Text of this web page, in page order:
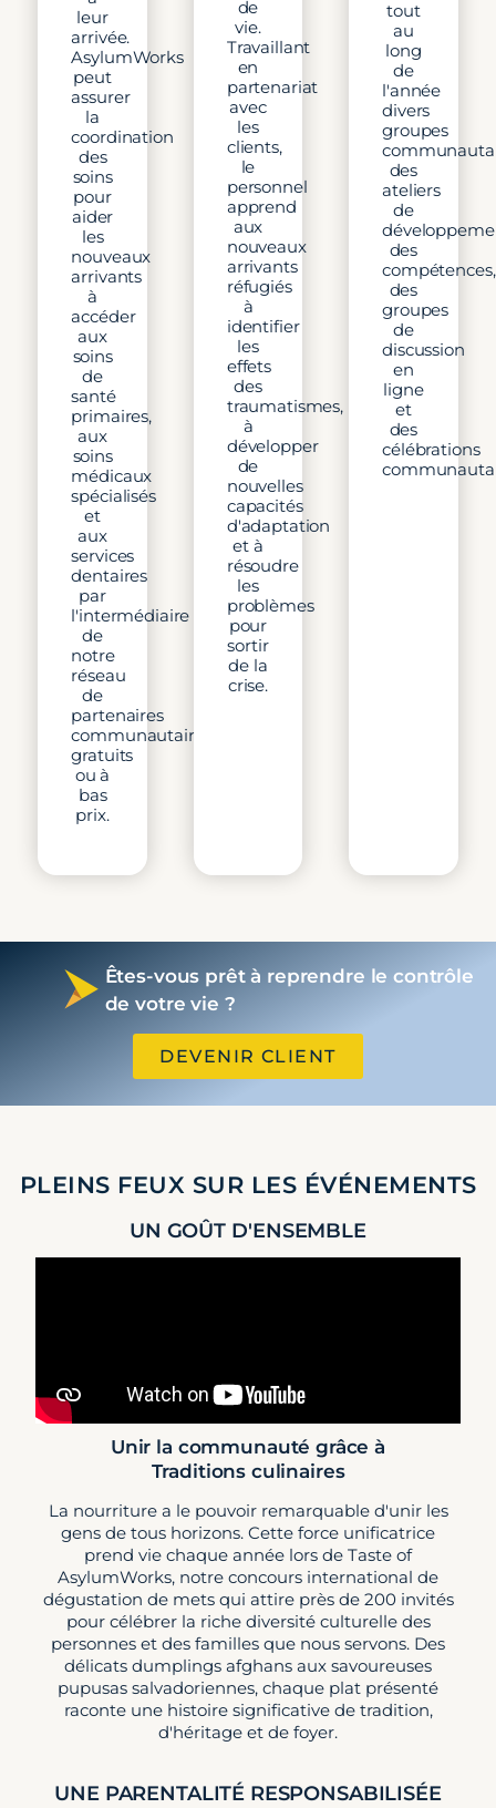
leur
arrivée.
AsylumWorks
peut
assurer
la
coordination
des
soins
pour
aider
les
nouveaux
arrivants
à
accéder
aux
soins
de
santé
primaires,
aux
soins
médicaux
spécialisés
et
aux
services
dentaires
par
l'intermédiaire
de
notre
réseau
de
partenaires
communautaires
gratuits
ou à
bas
prix.
de
vie.
Travaillant
en
partenariat
avec
les
clients,
le
personnel
apprend
aux
nouveaux
arrivants
réfugiés
à
identifier
les
effets
des
traumatismes,
à
développer
de
nouvelles
capacités
d'adaptation
et à
résoudre
les
problèmes
pour
sortir
de la
crise.
tout
au
long
de
l'année
divers
groupes
des
ateliers
de
des
compétences,
des
groupes
de
discussion
en
ligne
et
des
célébrations
Êtes-vous prêt à reprendre le contrôle
de votre vie ?
DEVENIR CLIENT
PLEINS FEUX SUR LES ÉVÉNEMENTS
UN GOÛT D'ENSEMBLE
Unir la communauté grâce à
Traditions culinaires
La nourriture a le pouvoir remarquable d'unir les
gens de tous horizons. Cette force unificatrice
prend vie chaque année lors de Taste of
AsylumWorks, notre concours international de
dégustation de mets qui attire près de 200 invités
pour célébrer la riche diversité culturelle des
personnes et des familles que nous servons. Des
délicats dumplings afghans aux savoureuses
pupusas salvadoriennes, chaque plat présenté
raconte une histoire significative de tradition,
d'héritage et de foyer.
UNE PARENTALITÉ RESPONSABILISÉE